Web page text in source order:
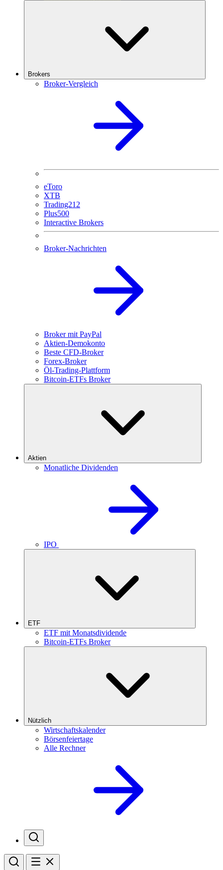
Brokers
Broker-Vergleich
eToro
XTB
Trading212
Plus500
Interactive Brokers
Broker-Nachrichten
Broker mit PayPal
Aktien-Demokonto
Beste CFD-Broker
Forex-Broker
Öl-Trading-Plattform
Bitcoin-ETFs Broker
Aktien
Monatliche Dividenden
IPO
ETF
ETF mit Monatsdividende
Bitcoin-ETFs Broker
Nützlich
Wirtschaftskalender
Börsenfeiertage
Alle Rechner